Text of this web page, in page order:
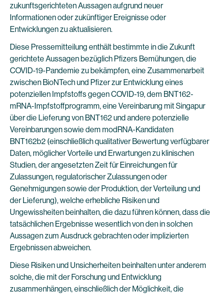
zukunftsgerichteten Aussagen aufgrund neuer
Informationen oder zukünftiger Ereignisse oder
Entwicklungen zu aktualisieren.
Diese Pressemitteilung enthält bestimmte in die Zukunft
gerichtete Aussagen bezüglich Pfizers Bemühungen, die
COVID-19-Pandemie zu bekämpfen, eine Zusammenarbeit
zwischen BioNTech und Pfizer zur Entwicklung eines
potenziellen Impfstoffs gegen COVID-19, dem BNT162-
mRNA-Impfstoffprogramm, eine Vereinbarung mit Singapur
über die Lieferung von BNT162 und andere potenzielle
Vereinbarungen sowie dem modRNA-Kandidaten
BNT162b2 (einschließlich qualitativer Bewertung verfügbarer
Daten, möglicher Vorteile und Erwartungen zu klinischen
Studien, der angesetzten Zeit für Einreichungen für
Zulassungen, regulatorischer Zulassungen oder
Genehmigungen sowie der Produktion, der Verteilung und
der Lieferung), welche erhebliche Risiken und
Ungewissheiten beinhalten, die dazu führen können, dass die
tatsächlichen Ergebnisse wesentlich von den in solchen
Aussagen zum Ausdruck gebrachten oder implizierten
Ergebnissen abweichen.
Diese Risiken und Unsicherheiten beinhalten unter anderem
solche, die mit der Forschung und Entwicklung
zusammenhängen, einschließlich der Möglichkeit, die